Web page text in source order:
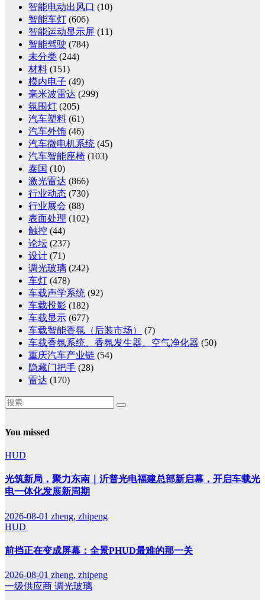
智能电动出风口 (10)
智能车灯 (606)
智能运动显示屏 (11)
智能驾驶 (784)
未分类 (244)
材料 (151)
模内电子 (49)
毫米波雷达 (299)
氛围灯 (205)
汽车塑料 (61)
汽车外饰 (46)
汽车微电机系统 (45)
汽车智能座椅 (103)
泰国 (10)
激光雷达 (866)
行业动态 (730)
行业展会 (88)
表面处理 (102)
触控 (44)
论坛 (237)
设计 (71)
调光玻璃 (242)
车灯 (478)
车载声学系统 (92)
车载投影 (182)
车载显示 (677)
车载智能香氛（后装市场）
(7)
车载香氛系统、香氛发生器、空气净化器 (50)
重庆汽车产业链 (54)
隐藏门把手 (28)
雷达 (170)
You missed
HUD
光筑新局，聚力东南｜沂普光电福建总部新启幕，开启车载光
电一体化发展新周期
2026-08-01 zheng, zhipeng
HUD
前挡正在变成屏幕：全景PHUD最难的那一关
2026-08-01 zheng, zhipeng
一级供应商 调光玻璃